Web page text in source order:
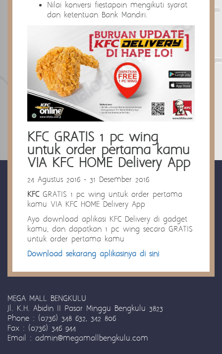
Nilai konversi fiestapoin mengikuti syarat
dan ketentuan Bank Mandiri.
KFC GRATIS 1 pc wing
untuk order pertama kamu
VIA KFC HOME Delivery App
24 Agustus 2016 - 31 Desember 2016
KFCGRATIS 1 pc wing untuk order pertama
kamu VIA KFC HOME Delivery App
Ayo download aplikasi KFC Delivery di gadget
kamu, dan dapatkan 1 pc wing secara GRATIS
untuk order pertama kamu
Download sekarang aplikasinya di sini
MEGA MALL BENGKULU
Jl. K.H. Abidin II Pasar Minggu Bengkulu 3823
Phone : (0736) 348 632, 342 806
Fax : (0736) 346 944
Email : admin@megamallbengkulu.com